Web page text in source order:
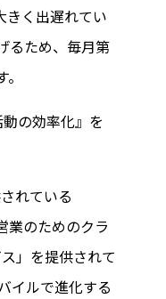
きく出遅れてい
るため、毎月第
の効率化』を
れている
のためのクラ
」を提供されて
イルで進化する